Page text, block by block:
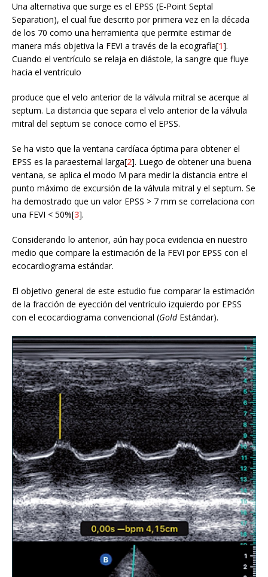
Una alternativa que surge es el EPSS (E-Point Septal
Separation), el cual fue descrito por primera vez en la década
de los 70 como una herramienta que permite estimar de
manera más objetiva la FEVI a través de la ecografía[1].
Cuando el ventrículo se relaja en diástole, la sangre que fluye
hacia el ventrículo
produce que el velo anterior de la válvula mitral se acerque al
septum. La distancia que separa el velo anterior de la válvula
mitral del septum se conoce como el EPSS.
Se ha visto que la ventana cardíaca óptima para obtener el
EPSS es la paraesternal larga[2]. Luego de obtener una buena
ventana, se aplica el modo M para medir la distancia entre el
punto máximo de excursión de la válvula mitral y el septum. Se
ha demostrado que un valor EPSS > 7 mm se correlaciona con
una FEVI < 50%[3].
Considerando lo anterior, aún hay poca evidencia en nuestro
medio que compare la estimación de la FEVI por EPSS con el
ecocardiograma estándar.
El objetivo general de este estudio fue comparar la estimación
de la fracción de eyección del ventrículo izquierdo por EPSS
con el ecocardiograma convencional (GoldEstándar).